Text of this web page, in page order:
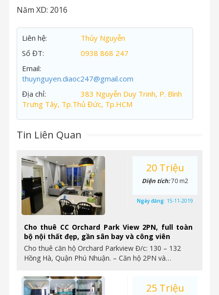
Năm XD: 2016
Liên hệ:
Thủy Nguyễn
Số ĐT:
0938 868 247
Email:
thuynguyen.diaoc247@gmail.com
Địa chỉ:
383 Nguyễn Duy Trinh, P. Bình
Trưng Tây, Tp.Thủ Đức, Tp.HCM
Tin Liên Quan
Cho thuê CC Orchard Park View 2PN, full toàn
bộ nội thất đẹp, gần sân bay và công viên
Cho thuê căn hộ Orchard Parkview Đ/c: 130 – 132
Hồng Hà, Quận Phú Nhuận. – Căn hộ 2PN và…
20 Triệu
Diện tích:70 m2
Ngày đăng: 15-11-2019
25 Triệu